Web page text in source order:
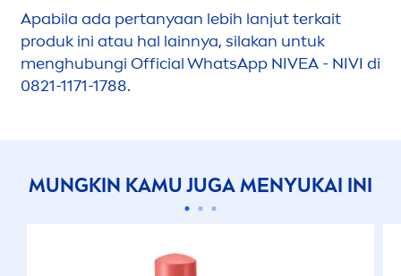
Apabila ada pertanyaan lebih lanjut terkait
produk ini atau hal lainnya, silakan untuk
menghubungi Official WhatsApp NIVEA - NIVI di
0821-1171-1788.
MUNGKIN KAMU JUGAMENYUKAI INI